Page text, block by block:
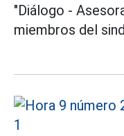
"Diálogo -
miembros del